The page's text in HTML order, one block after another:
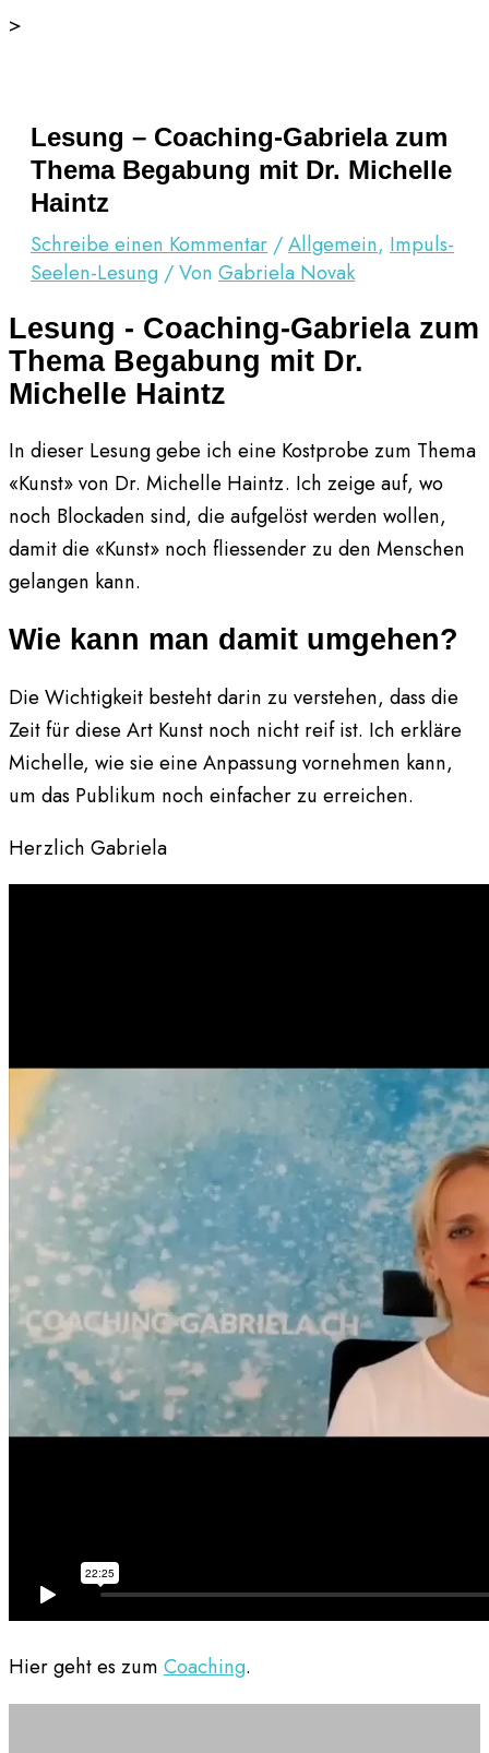
>
Lesung – Coaching-Gabriela zum
Thema Begabung mit Dr. Michelle
Haintz
Schreibe einen Kommentar /Allgemein, Impuls-
Seelen-Lesung / Von Gabriela Novak
Lesung - Coaching-Gabriela zum
Thema Begabung mit Dr.
Michelle Haintz
In dieser Lesung gebe ich eine Kostprobe zum Thema
«Kunst» von Dr. Michelle Haintz. Ich zeige auf, wo
noch Blockaden sind, die aufgelöst werden wollen,
damit die «Kunst» noch fliessender zu den Menschen
gelangen kann.
Wie kann man damit umgehen?
Die Wichtigkeit besteht darin zu verstehen, dass die
Zeit für diese Art Kunst noch nicht reif ist. Ich erkläre
Michelle, wie sie eine Anpassung vornehmen kann,
um das Publikum noch einfacher zu erreichen.
Herzlich Gabriela
Hier geht es zum Coaching.